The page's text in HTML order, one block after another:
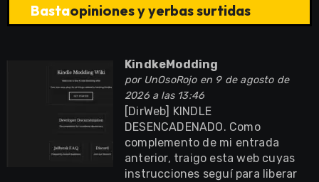
Bastaopiniones y yerbas surtidas
KindkeModding
por UnOsoRojoen 9 de agosto de
2026 a las 13:46
[DirWeb] KINDLE
DESENCADENADO. Como
complemento de mi entrada
anterior, traigo esta web cuyas
instrucciones seguí para liberar